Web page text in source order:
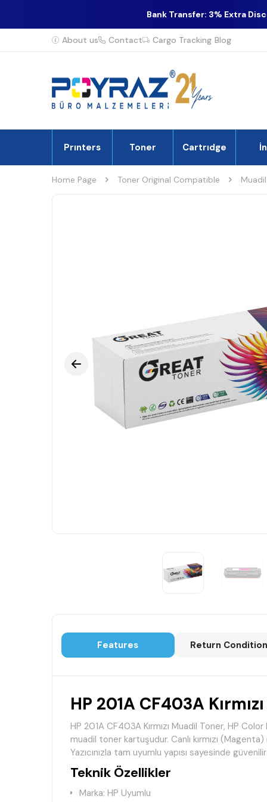
Bank Transfer: 3% Extra
About us Contact Cargo Tracking Blog
Prınters Toner Cartrıdge
Home Page Toner Original Compatible
Features Return
HP 201A CF403A
HP 201A CF403A Kırmızı Muadil Toner, HP
muadil toner kartuşudur. Canlı kırmızı
Yazıcınızla tam uyumlu yapısı sayesinde
Teknik Özellikler
Marka: HP Uyumlu